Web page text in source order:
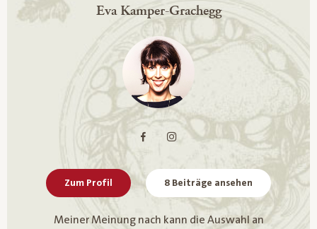
Eva Kamper-Grachegg
Zum Profil 8 Beiträge ansehen
Meiner Meinung nach kann die Auswahl an